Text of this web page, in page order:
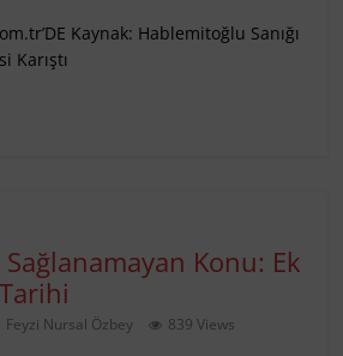
Kaynak: Hablemitoğlu Sanığı
Karıştı
Sağlanamayan Konu: Ek
Feyzi Nursal Özbey 839 Views